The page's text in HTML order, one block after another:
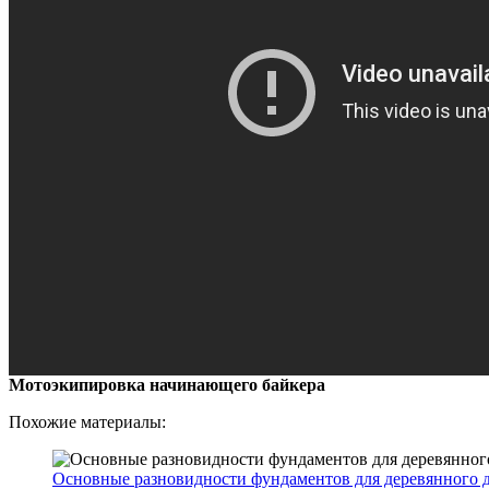
Мотоэкипировка начинающего байкера
Похожие материалы:
Основные разновидности фундаментов для деревянного